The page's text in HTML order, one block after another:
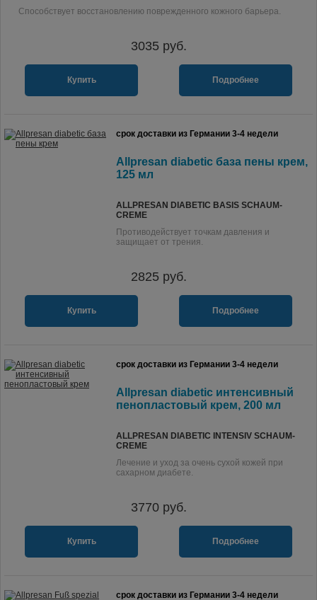
Способствует восстановлению поврежденного кожного барьера.
3035 руб.
Купить Подробнее
срок доставки из Германии 3-4 недели
Allpresan diabetic база пены крем,
125 мл
ALLPRESAN DIABETIC BASIS SCHAUM-
CREME
Противодействует точкам давления и
защищает от трения.
2825 руб.
Купить Подробнее
срок доставки из Германии 3-4 недели
Allpresan diabetic интенсивный
пенопластовый крем, 200 мл
ALLPRESAN DIABETIC INTENSIV SCHAUM-
CREME
Лечение и уход за очень сухой кожей при
сахарном диабете.
3770руб.
Купить Подробнее
срок доставки из Германии 3-4 недели